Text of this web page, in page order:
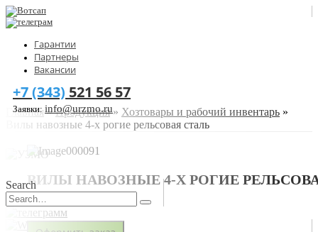
Гарантии
Партнеры
Вакансии
+7 (343) 521 56 57
Заявки:info@urzmo.ru
Search
Главная»Продукция» Хозтовары и рабочий инвентарь »
Вилы навозные 4-х рогие рельсовая сталь
ВИЛЫ НАВОЗНЫЕ 4-Х РОГИЕ
СТАЛЬ